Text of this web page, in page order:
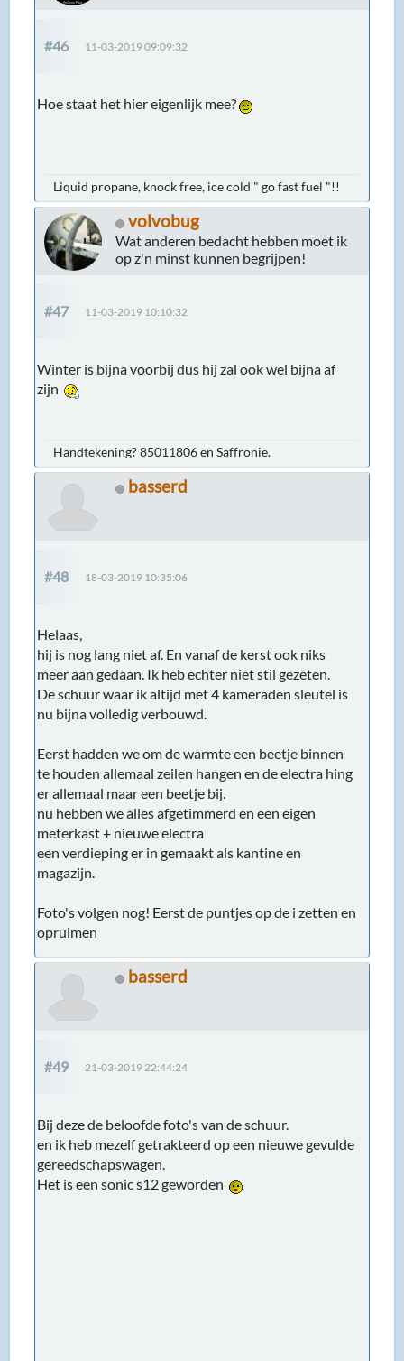
#46 11-03-2019 09:09:32
Hoe staat het hier eigenlijk mee?
Liquid propane, knock free, ice cold " go fast fuel "!!
volvobug
Wat anderen bedacht hebben moet ik
op z'n minst kunnen begrijpen!
#47 11-03-2019 10:10:32
Winter is bijna voorbij dus hij zal ook wel bijna af
zijn
Handtekening? 85011806 en Saffronie.
basserd
#48 18-03-2019 10:35:06
Helaas,
hij is nog lang niet af. En vanaf de kerst ook niks
meer aan gedaan. Ik heb echter niet stil gezeten.
De schuur waar ik altijd met 4 kameraden sleutel is
nu bijna volledig verbouwd.
Eerst hadden we om de warmte een beetje binnen
te houden allemaal zeilen hangen en de electra hing
er allemaal maar een beetje bij.
nu hebben we alles afgetimmerd en een eigen
meterkast + nieuwe electra
een verdieping er in gemaakt als kantine en
magazijn.
Foto's volgen nog! Eerst de puntjes op de i zetten en
opruimen
basserd
#49 21-03-2019 22:44:24
Bij deze de beloofde foto's van de schuur.
en ik heb mezelf getrakteerd op een nieuwe gevulde
gereedschapswagen.
Het is een sonic s12 geworden